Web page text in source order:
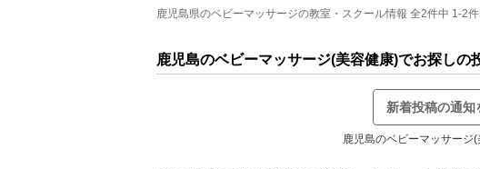
鹿児島県のベビーマッサージの教室・スクール情報 全2件中 1-2
鹿児島のベビーマッサージ(美容健康)でお探しの
新着投稿の通知
鹿児島のベビーマッサージ